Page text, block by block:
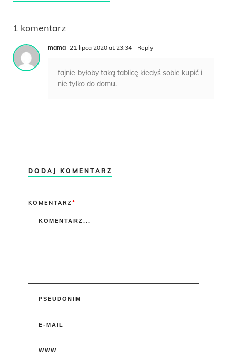
1 komentarz
mama 21 lipca 2020 at 23:34 - Reply
fajnie byłoby taką tablicę kiedyś sobie kupić i
nie tylko do domu.
DODAJ KOMENTARZ
Comment
KOMENTARZ*